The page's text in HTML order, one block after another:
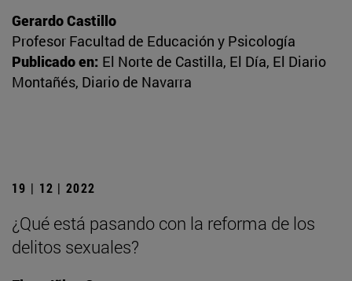
Gerardo Castillo
Profesor Facultad de Educación y Psicología
Publicado en: El Norte de Castilla, El Día, El Diario
Montañés, Diario de Navarra
19 | 12 | 2022
¿Qué está pasando con la reforma de los
delitos sexuales?